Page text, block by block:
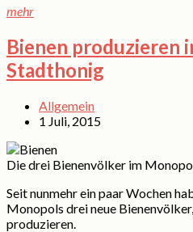
mehr
Bienen produzieren
Stadthonig
Allgemein
1 Juli, 2015
Die drei Bienenvölker im
Seit nunmehr ein paar Wochen
Monopols drei neue
produzieren.